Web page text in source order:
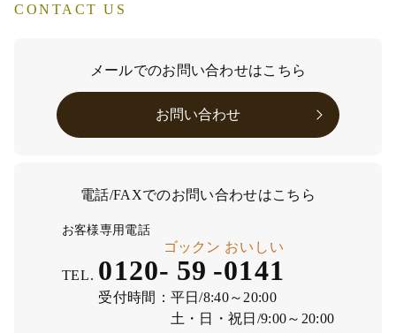
CONTACT US
メールでのお問い合わせはこちら
お問い合わせ
電話/FAXでのお問い合わせはこちら
お客様専用電話
TEL. 0120- 59
ゴックン
-0141
おいしい
受付時間： 平日/8:40～20:00
土・日・祝日/9:00～20:00